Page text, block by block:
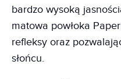
bardzo wysoką
matowa powłoka
refleksy oraz
słońcu.